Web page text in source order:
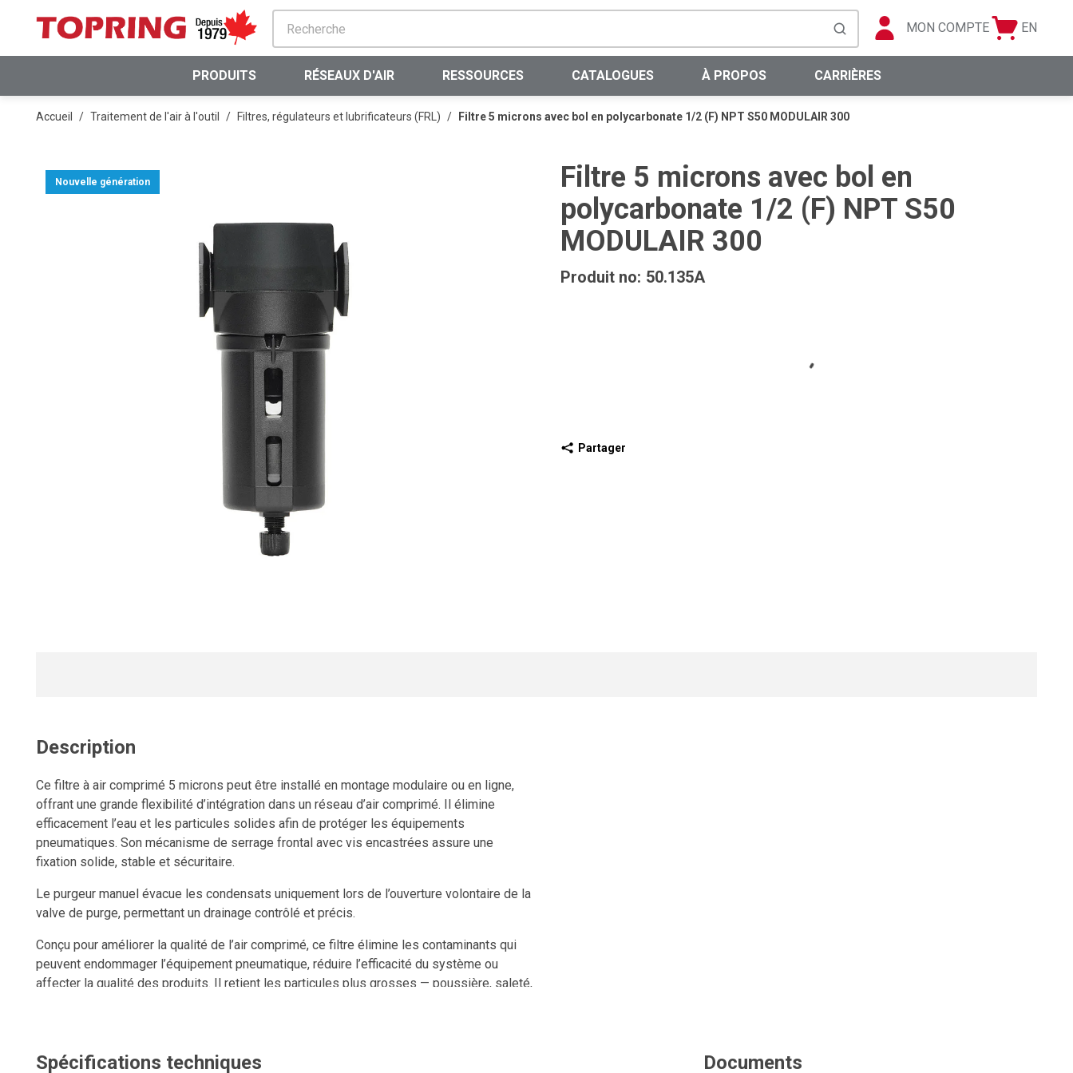
PASSER AU CONTENU PRINCIPAL
soumettre la recherche
MON COMPTE
Panier
Langue
EN
PRODUITS RÉSEAUX D'AIR RESSOURCES CATALOGUES À PROPOS CARRIÈRES
Accueil / Traitement de l'air à l'outil / Filtres, régulateurs et lubrificateurs (FRL) / Filtre 5 microns avec bol en polycarbonate 1/2 (F) NPT S50 MODULAIR 300
Nouvelle génération
Filtre 5 microns avec bol en
polycarbonate 1/2 (F) NPT S50
MODULAIR 300
Produit no: 50.135A
Partager
Description
Ce filtre à air comprimé 5 microns peut être installé en montage modulaire ou en ligne,
offrant une grande flexibilité d’intégration dans un réseau d’air comprimé. Il élimine
efficacement l’eau et les particules solides afin de protéger les équipements
pneumatiques. Son mécanisme de serrage frontal avec vis encastrées assure une
fixation solide, stable et sécuritaire.
Le purgeur manuel évacue les condensats uniquement lors de l’ouverture volontaire de la
valve de purge, permettant un drainage contrôlé et précis.
Conçu pour améliorer la qualité de l’air comprimé, ce filtre élimine les contaminants qui
peuvent endommager l’équipement pneumatique, réduire l’efficacité du système ou
affecter la qualité des produits. Il retient les particules plus grosses — poussière, saleté,
Spécifications techniques Documents